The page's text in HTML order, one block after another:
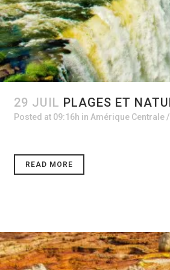
29 JUIL PLAGES ET
Posted at 09:16h in Amérique Centrale
READ MORE